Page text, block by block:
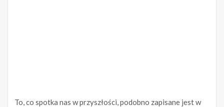
To, co spotka nas w przyszłości, podobno zapisane jest w